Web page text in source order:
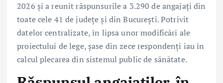
2026 și a reunit răspunsurile a 3.290 de angajați din
toate cele 41 de județe și din București. Potrivit
datelor centralizate, în lipsa unor modificări ale
proiectului de lege, șase din zece respondenți iau în
calcul plecarea din sistemul public de sănătate.